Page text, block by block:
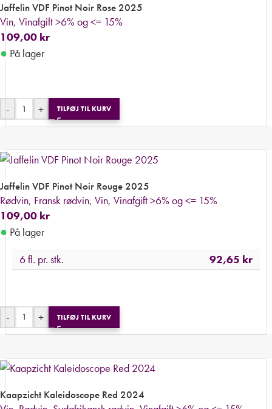
Jaffelin VDF Pinot Noir Rose 2025
Vin, Vinafgift >6% og <= 15%
109,00 kr
● På lager
- + TILFØJ TIL KURV
Jaffelin VDF Pinot Noir Rouge 2025
Rødvin, Fransk rødvin, Vin, Vinafgift >6% og <= 15%
109,00 kr
● På lager
6 fl. pr. stk.
92,65 kr
- + TILFØJ TIL KURV
Kaapzicht Kaleidoscope Red 2024